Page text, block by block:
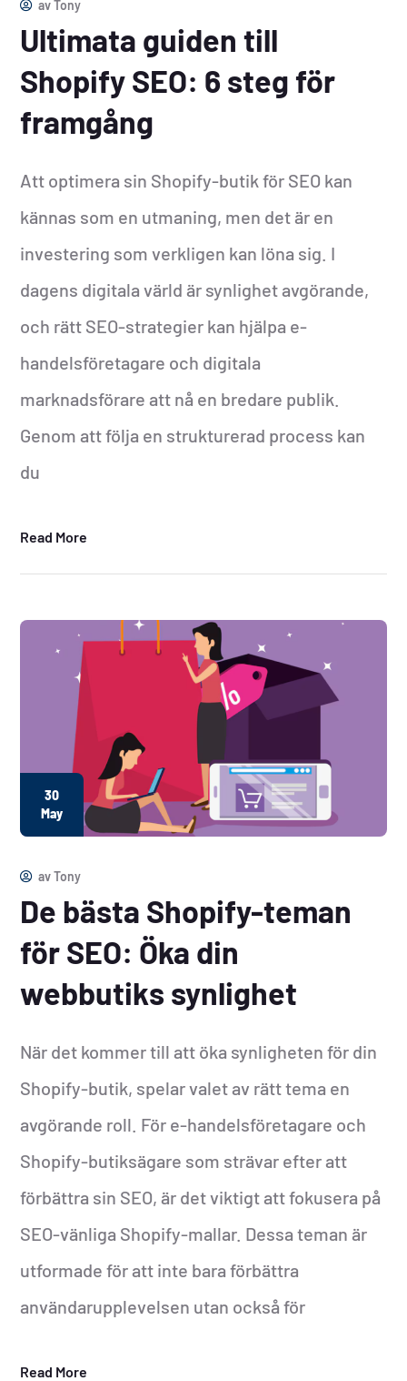
avTony
Ultimata guiden till
Shopify SEO: 6 steg för
framgång
Att optimera sin Shopify-butik för SEO kan
kännas som en utmaning, men det är en
investering som verkligen kan löna sig. I
dagens digitala värld är synlighet avgörande,
och rätt SEO-strategier kan hjälpa e-
handelsföretagare och digitala
marknadsförare att nå en bredare publik.
Genom att följa en strukturerad process kan
du
Read More
30
May
avTony
De bästa Shopify-teman
för SEO: Öka din
webbutiks synlighet
När det kommer till att öka synligheten för din
Shopify-butik, spelar valet av rätt tema en
avgörande roll. För e-handelsföretagare och
Shopify-butiksägare som strävar efter att
förbättra sin SEO, är det viktigt att fokusera på
SEO-vänliga Shopify-mallar. Dessa teman är
utformade för att inte bara förbättra
användarupplevelsen utan också för
Read More